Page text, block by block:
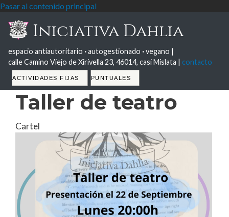
Pasar al contenido principal
Iniciativa Dahlia
espacio antiautoritario ·autogestionado ·vegano |
calle Camino Viejo de Xirivella 23, 46014, casi Mislata | contacto
Tabs
ACTIVIDADES FIJAS PUNTUALES
Taller de teatro
Cartel